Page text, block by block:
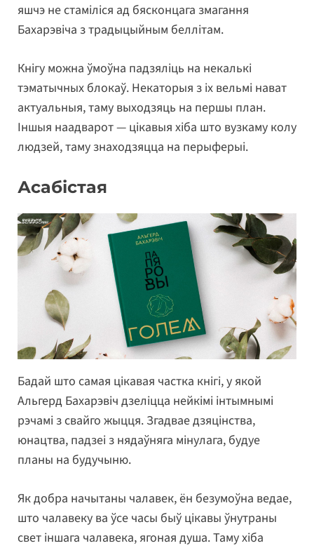
яшчэ не стаміліся ад бясконцага змагання
Бахарэвіча з традыцыйным беллітам.
Кнігу можна ўмоўна падзяліць на некалькі
тэматычных блокаў. Некаторыя з іх вельмі нават
актуальныя, таму выходзяць на першы план.
Іншыя наадварот — цікавыя хіба што вузкаму колу
людзей, таму знаходзяцца на перыферыі.
Асабістая
Бадай што самая цікавая частка кнігі, у якой
Альгерд Бахарэвіч дзеліцца нейкімі інтымнымі
рэчамі з свайго жыцця. Згадвае дзяцінства,
юнацтва, падзеі з нядаўняга мінулага, будуе
планы на будучыню.
Як добра начытаны чалавек, ён безумоўна ведае,
што чалавеку ва ўсе часы быў цікавы ўнутраны
свет іншага чалавека, ягоная душа. Таму хіба